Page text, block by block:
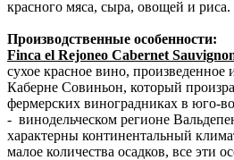
красного мяса, сыра, овощей и риса.
Производственные особенности:
Finca el Rejoneo Cabernet
сухое красное вино, произведенное
Каберне Совиньон, который
фермерских виноградниках в юго-
- винодельческом регионе
характерны континентальный
малое количества осадков, все эти